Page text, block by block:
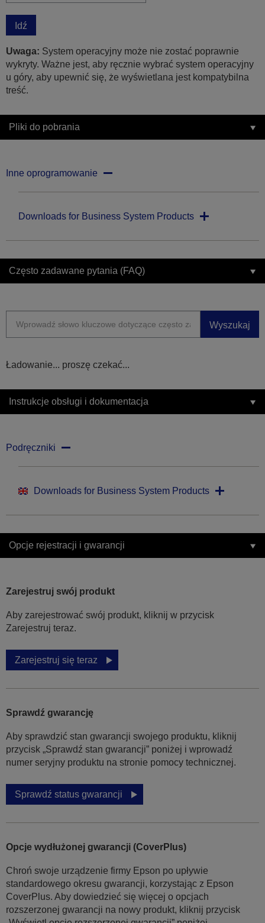
Idź
Uwaga: System operacyjny może nie zostać poprawnie
wykryty. Ważne jest, aby ręcznie wybrać system operacyjny
u góry, aby upewnić się, że wyświetlana jest kompatybilna
treść.
Pliki do pobrania
Inne oprogramowanie
Downloads for Business System Products
Często zadawane pytania (FAQ)
Wyszukaj
Ładowanie... proszę czekać...
Instrukcje obsługi i dokumentacja
Podręczniki
Downloads for Business System Products
Opcje rejestracji i gwarancji
Zarejestruj swój produkt
Aby zarejestrować swój produkt, kliknij w przycisk
Zarejestruj teraz.
Zarejestruj się teraz
Sprawdź gwarancję
Aby sprawdzić stan gwarancji swojego produktu, kliknij
przycisk „Sprawdź stan gwarancji” poniżej i wprowadź
numer seryjny produktu na stronie pomocy technicznej.
Sprawdź status gwarancji
Opcje wydłużonej gwarancji (CoverPlus)
Chroń swoje urządzenie firmy Epson po upływie
standardowego okresu gwarancji, korzystając z Epson
CoverPlus. Aby dowiedzieć się więcej o opcjach
rozszerzonej gwarancji na nowy produkt, kliknij przycisk